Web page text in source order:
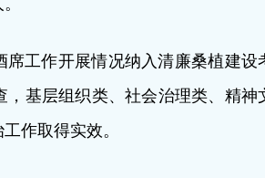
工作开展情况纳入清廉桑植建
基层组织类、社会治理类、精
作取得实效。